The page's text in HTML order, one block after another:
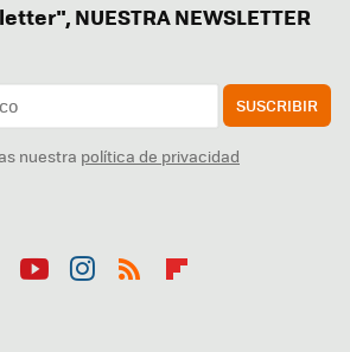
NUESTRA NEWSLETTER
SUSCRIBIR
nuestra política de privacidad